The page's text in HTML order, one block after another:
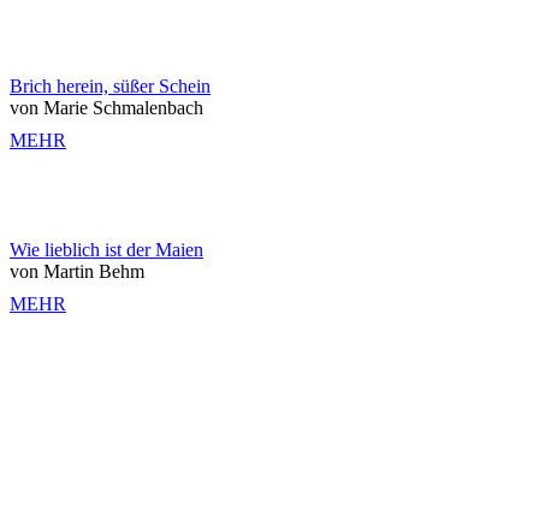
Brich herein, süßer Schein
von Marie Schmalenbach
MEHR
Wie lieblich ist der Maien
von Martin Behm
MEHR